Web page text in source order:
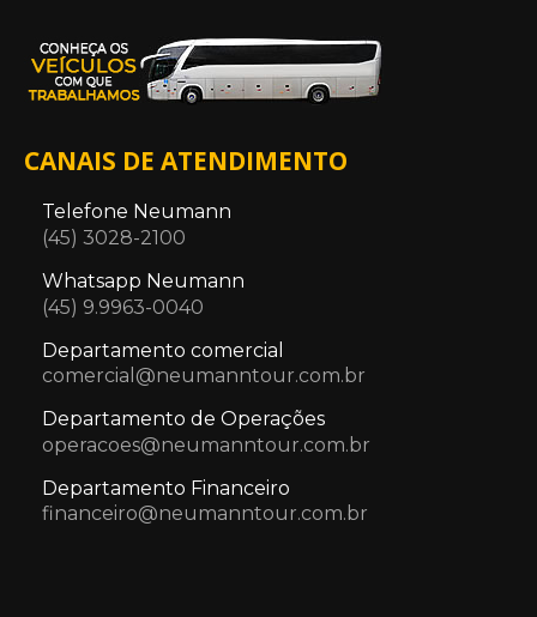
CANAIS DE ATENDIMENTO
Telefone Neumann
(45) 3028-2100
Whatsapp Neumann
(45) 9.9963-0040
Departamento comercial
comercial@neumanntour.com.br
Departamento de Operações
operacoes@neumanntour.com.br
Departamento Financeiro
financeiro@neumanntour.com.br